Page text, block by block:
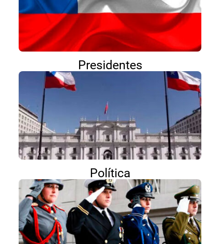
Presidentes
Política